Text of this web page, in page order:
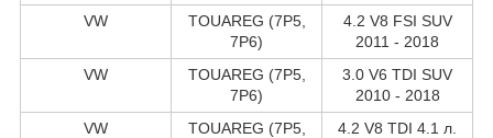
VW
TOUAREG (7P5,
7P6)
4.2 V8 FSI SUV
2011 - 2018
VW
TOUAREG (7P5,
7P6)
3.0 V6 TDI SUV
2010 - 2018
VW
TOUAREG (7P5,
4.2 V8 TDI 4.1 л.